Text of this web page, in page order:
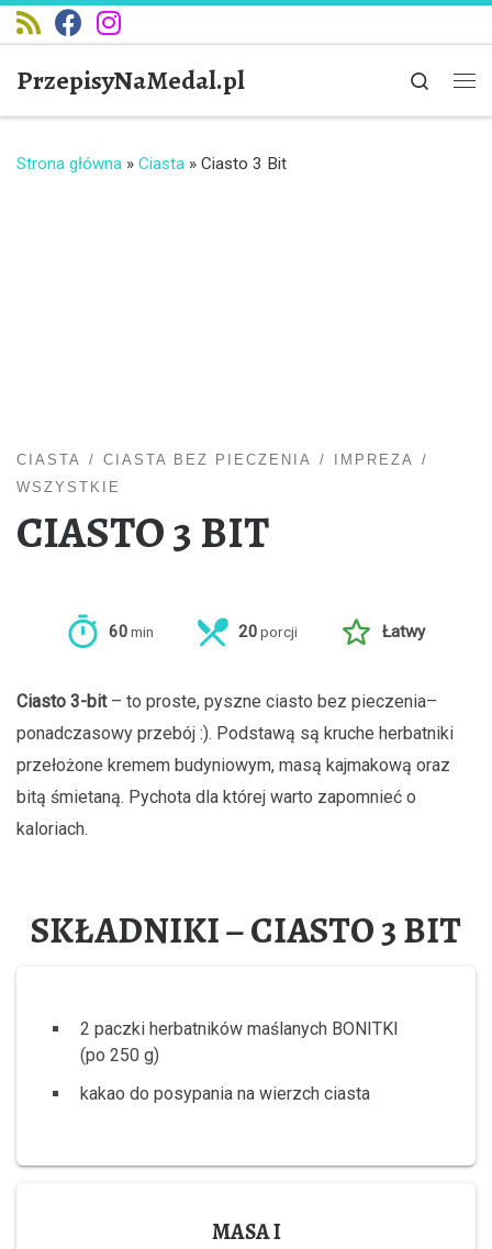
Przejdź do treści
PrzepisyNaMedal.pl
Search
Strona główna » Ciasta » Ciasto 3 Bit
CIASTA CIASTA BEZ PIECZENIA
IMPREZA
WSZYSTKIE
CIASTO 3 BIT
60min 20porcji Łatwy
Ciasto 3-bit– to proste, pyszne ciasto bez pieczenia–
ponadczasowy przebój :). Podstawą są kruche herbatniki
przełożone kremem budyniowym, masą kajmakową oraz
bitą śmietaną. Pychota dla której warto zapomnieć o
kaloriach.
SKŁADNIKI – CIASTO 3 BIT
2 paczki herbatników maślanych BONITKI
(po 250 g)
kakao do posypania na wierzch ciasta
MASA I